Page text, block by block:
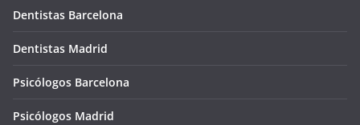
Dentistas Barcelona
Dentistas Madrid
Psicólogos Barcelona
Psicólogos Madrid